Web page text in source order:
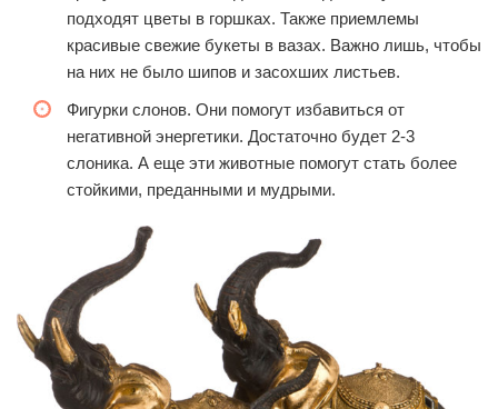
подходят цветы в горшках. Также приемлемы
красивые свежие букеты в вазах. Важно лишь, чтобы
на них не было шипов и засохших листьев.
Фигурки слонов. Они помогут избавиться от
негативной энергетики. Достаточно будет 2-3
слоника. А еще эти животные помогут стать более
стойкими, преданными и мудрыми.